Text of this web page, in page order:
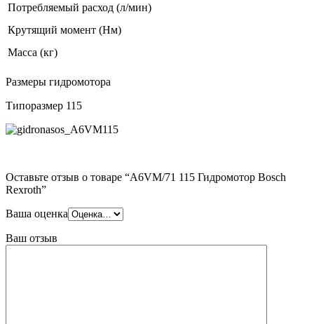
Потребляемый расход (л/мин)
Крутящий момент (Нм)
Масса (кг)
Размеры гидромотора
Типоразмер 115
Оставьте отзыв о товаре “A6VM/71 115 Гидромотор Bosch
Rexroth”
Ваша оценка
Ваш отзыв